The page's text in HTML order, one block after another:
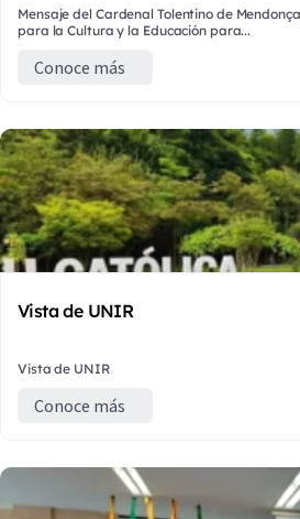
Mensaje del Cardenal Tolentino de
para la Cultura y la Educación para...
Conoce más
Vista de UNIR
Vista de UNIR
Conoce más